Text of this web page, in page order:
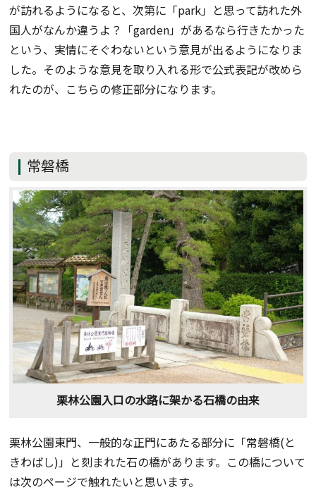
が訪れるようになると、次第に「park」と思って訪れた外
国人がなんか違うよ？「garden」があるなら行きたかった
という、実情にそぐわないという意見が出るようになりま
した。そのような意見を取り入れる形で公式表記が改めら
れたのが、こちらの修正部分になります。
常磐橋
栗林公園入口の水路に架かる石橋の由来
栗林公園東門、一般的な正門にあたる部分に「常磐橋(と
きわばし)」と刻まれた石の橋があります。この橋について
は次のページで触れたいと思います。